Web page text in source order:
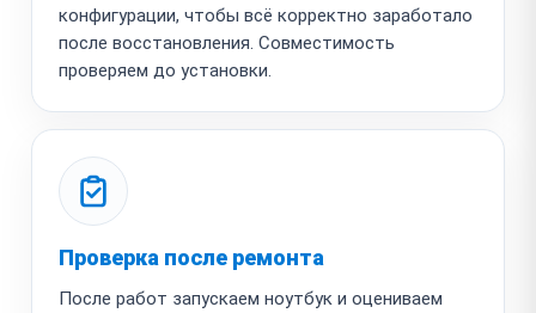
конфигурации, чтобы всё корректно заработало
после восстановления. Совместимость
проверяем до установки.
Проверка после ремонта
После работ запускаем ноутбук и оцениваем